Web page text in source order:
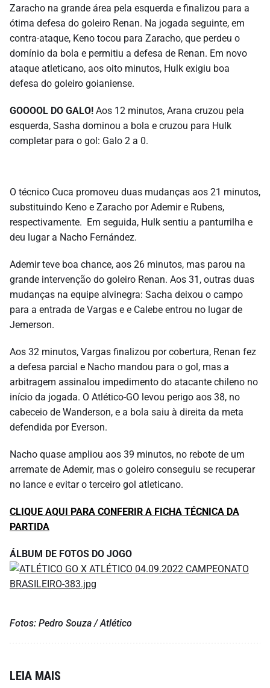
Zaracho na grande área pela esquerda e finalizou para a
ótima defesa do goleiro Renan. Na jogada seguinte, em
contra-ataque, Keno tocou para Zaracho, que perdeu o
domínio da bola e permitiu a defesa de Renan. Em novo
ataque atleticano, aos oito minutos, Hulk exigiu boa
defesa do goleiro goianiense.
GOOOOL DO GALO! Aos 12 minutos, Arana cruzou pela
esquerda, Sasha dominou a bola e cruzou para Hulk
completar para o gol: Galo 2 a 0.
O técnico Cuca promoveu duas mudanças aos 21 minutos,
substituindo Keno e Zaracho por Ademir e Rubens,
respectivamente. Em seguida, Hulk sentiu a panturrilha e
deu lugar a Nacho Fernández.
Ademir teve boa chance, aos 26 minutos, mas parou na
grande intervenção do goleiro Renan. Aos 31, outras duas
mudanças na equipe alvinegra: Sacha deixou o campo
para a entrada de Vargas e e Calebe entrou no lugar de
Jemerson.
Aos 32 minutos, Vargas finalizou por cobertura, Renan fez
a defesa parcial e Nacho mandou para o gol, mas a
arbitragem assinalou impedimento do atacante chileno no
início da jogada. O Atlético-GO levou perigo aos 38, no
cabeceio de Wanderson, e a bola saiu à direita da meta
defendida por Everson.
Nacho quase ampliou aos 39 minutos, no rebote de um
arremate de Ademir, mas o goleiro conseguiu se recuperar
no lance e evitar o terceiro gol atleticano.
CLIQUE AQUI PARA CONFERIR A FICHA TÉCNICA DA
PARTIDA
ÁLBUM DE FOTOS DO JOGO
Fotos: Pedro Souza / Atlético
LEIA MAIS